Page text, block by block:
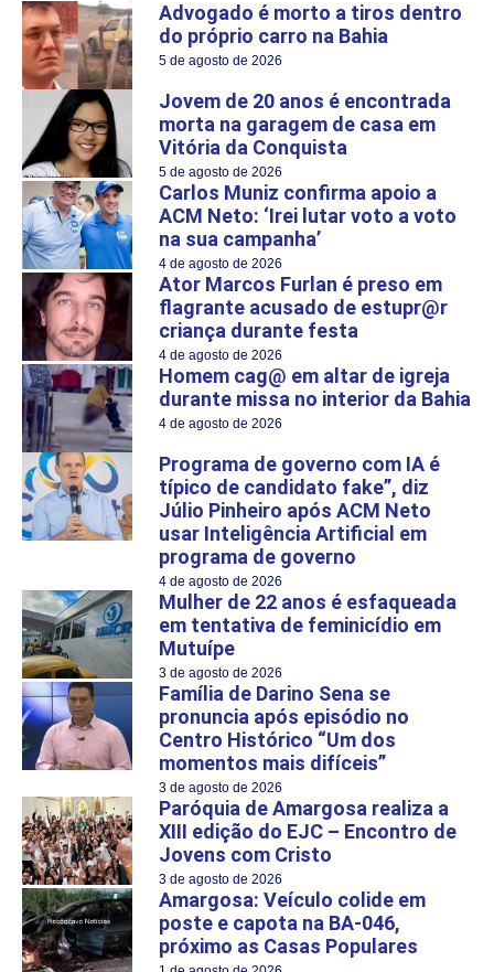
Advogado é morto a tiros dentro
do próprio carro na Bahia
5 de agosto de 2026
Jovem de 20 anos é encontrada
morta na garagem de casa em
Vitória da Conquista
5 de agosto de 2026
Carlos Muniz confirma apoio a
ACM Neto: ‘Irei lutar voto a voto
na sua campanha’
4 de agosto de 2026
Ator Marcos Furlan é preso em
flagrante acusado de estupr@r
criança durante festa
4 de agosto de 2026
Homem cag@ em altar de igreja
durante missa no interior da Bahia
4 de agosto de 2026
Programa de governo com IA é
típico de candidato fake”, diz
Júlio Pinheiro após ACM Neto
usar Inteligência Artificial em
programa de governo
4 de agosto de 2026
Mulher de 22 anos é esfaqueada
em tentativa de feminicídio em
Mutuípe
3 de agosto de 2026
Família de Darino Sena se
pronuncia após episódio no
Centro Histórico “Um dos
momentos mais difíceis”
3 de agosto de 2026
Paróquia de Amargosa realiza a
XIII edição do EJC – Encontro de
Jovens com Cristo
3 de agosto de 2026
Amargosa: Veículo colide em
poste e capota na BA-046,
próximo as Casas Populares